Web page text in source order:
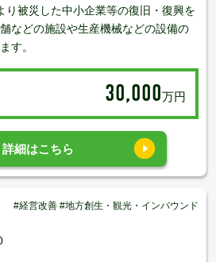
り被災した中小企業等の復旧・復興を
などの施設や生産機械などの設備の
す。
30,000万円
詳細はこちら
#経営改善 #地方創生・観光・インバウンド